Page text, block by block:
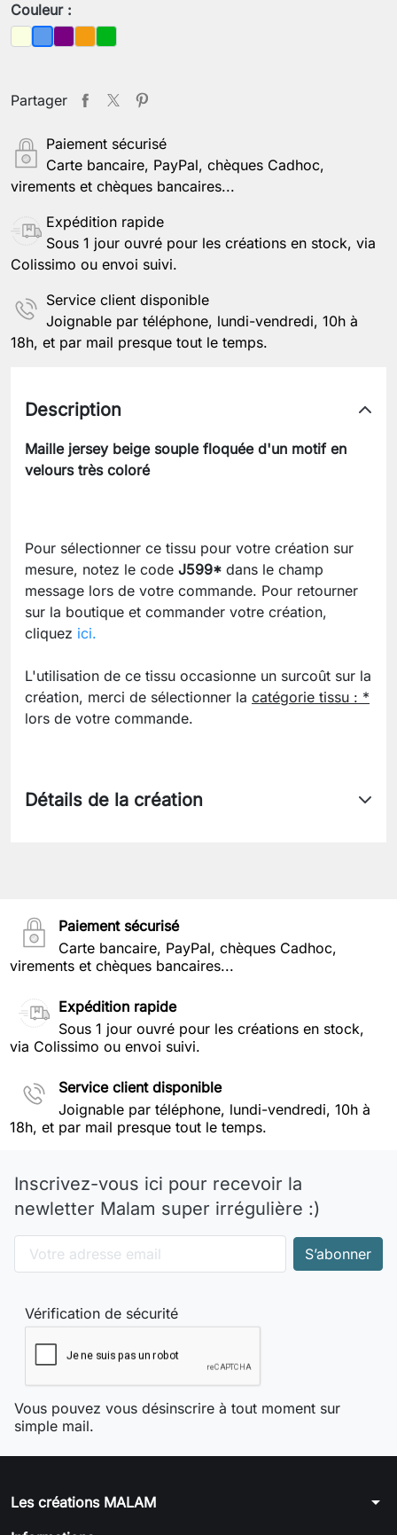
Couleur :
BeigeBleuVioletOrange
Vert
Partager
Paiement sécurisé
Carte bancaire, PayPal, chèques Cadhoc,
virements et chèques bancaires...
Expédition rapide
Sous 1 jour ouvré pour les créations en stock, via
Colissimo ou envoi suivi.
Service client disponible
Joignable par téléphone, lundi-vendredi, 10h à
18h, et par mail presque tout le temps.
Description
Maille jersey beige souple floquée d'un motif en
velours très coloré
Pour sélectionner ce tissu pour votre création sur
mesure, notez le code J599* dans le champ
message lors de votre commande. Pour retourner
sur la boutique et commander votre création,
cliquez ici.
L'utilisation de ce tissu occasionne un surcoût sur la
création, merci de sélectionner la catégorie tissu : *
lors de votre commande.
Détails de la création
Paiement sécurisé
Carte bancaire, PayPal, chèques Cadhoc,
virements et chèques bancaires...
Expédition rapide
Sous 1 jour ouvré pour les créations en stock,
via Colissimo ou envoi suivi.
Service client disponible
Joignable par téléphone, lundi-vendredi, 10h à
18h, et par mail presque tout le temps.
Inscrivez-vous ici pour recevoir la
newletter Malam super irrégulière :)
Vérification de sécurité
Vous pouvez vous désinscrire à tout moment sur
simple mail.
Les créations MALAM arrow_drop_down